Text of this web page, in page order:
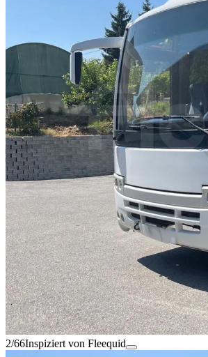
2/66Inspiziert von Fleequid